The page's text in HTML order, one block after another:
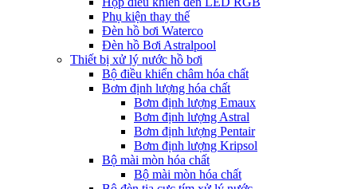
Phụ kiện thay thế
Đèn hồ bơi Waterco
Đèn hồ Bơi Astralpool
Thiết bị xử lý nước hồ bơi
Bộ điều khiển châm hóa chất
Bơm định lượng hóa chất
Bơm định lượng Emaux
Bơm định lượng Astral
Bơm định lượng Pentair
Bơm định lượng Kripsol
Bộ mài mòn hóa chất
Bộ mài mòn hóa chất